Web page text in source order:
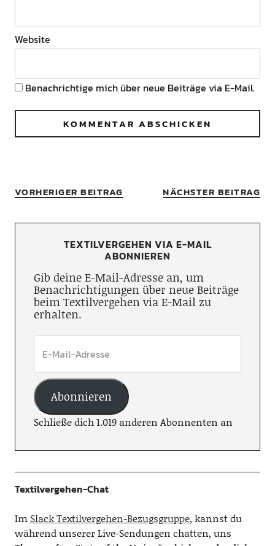
Website
Benachrichtige mich über neue Beiträge via E-Mail.
VORHERIGER BEITRAG NÄCHSTER BEITRAG
TEXTILVERGEHEN VIA E-MAIL
ABONNIEREN
Gib deine E-Mail-Adresse an, um
Benachrichtigungen über neue Beiträge
beim Textilvergehen via E-Mail zu
erhalten.
Abonnieren
Schließe dich 1.019 anderen Abonnenten an
Textilvergehen-Chat
Im Slack Textilvergehen-Bezugsgruppe, kannst du
während unserer Live-Sendungen chatten, uns